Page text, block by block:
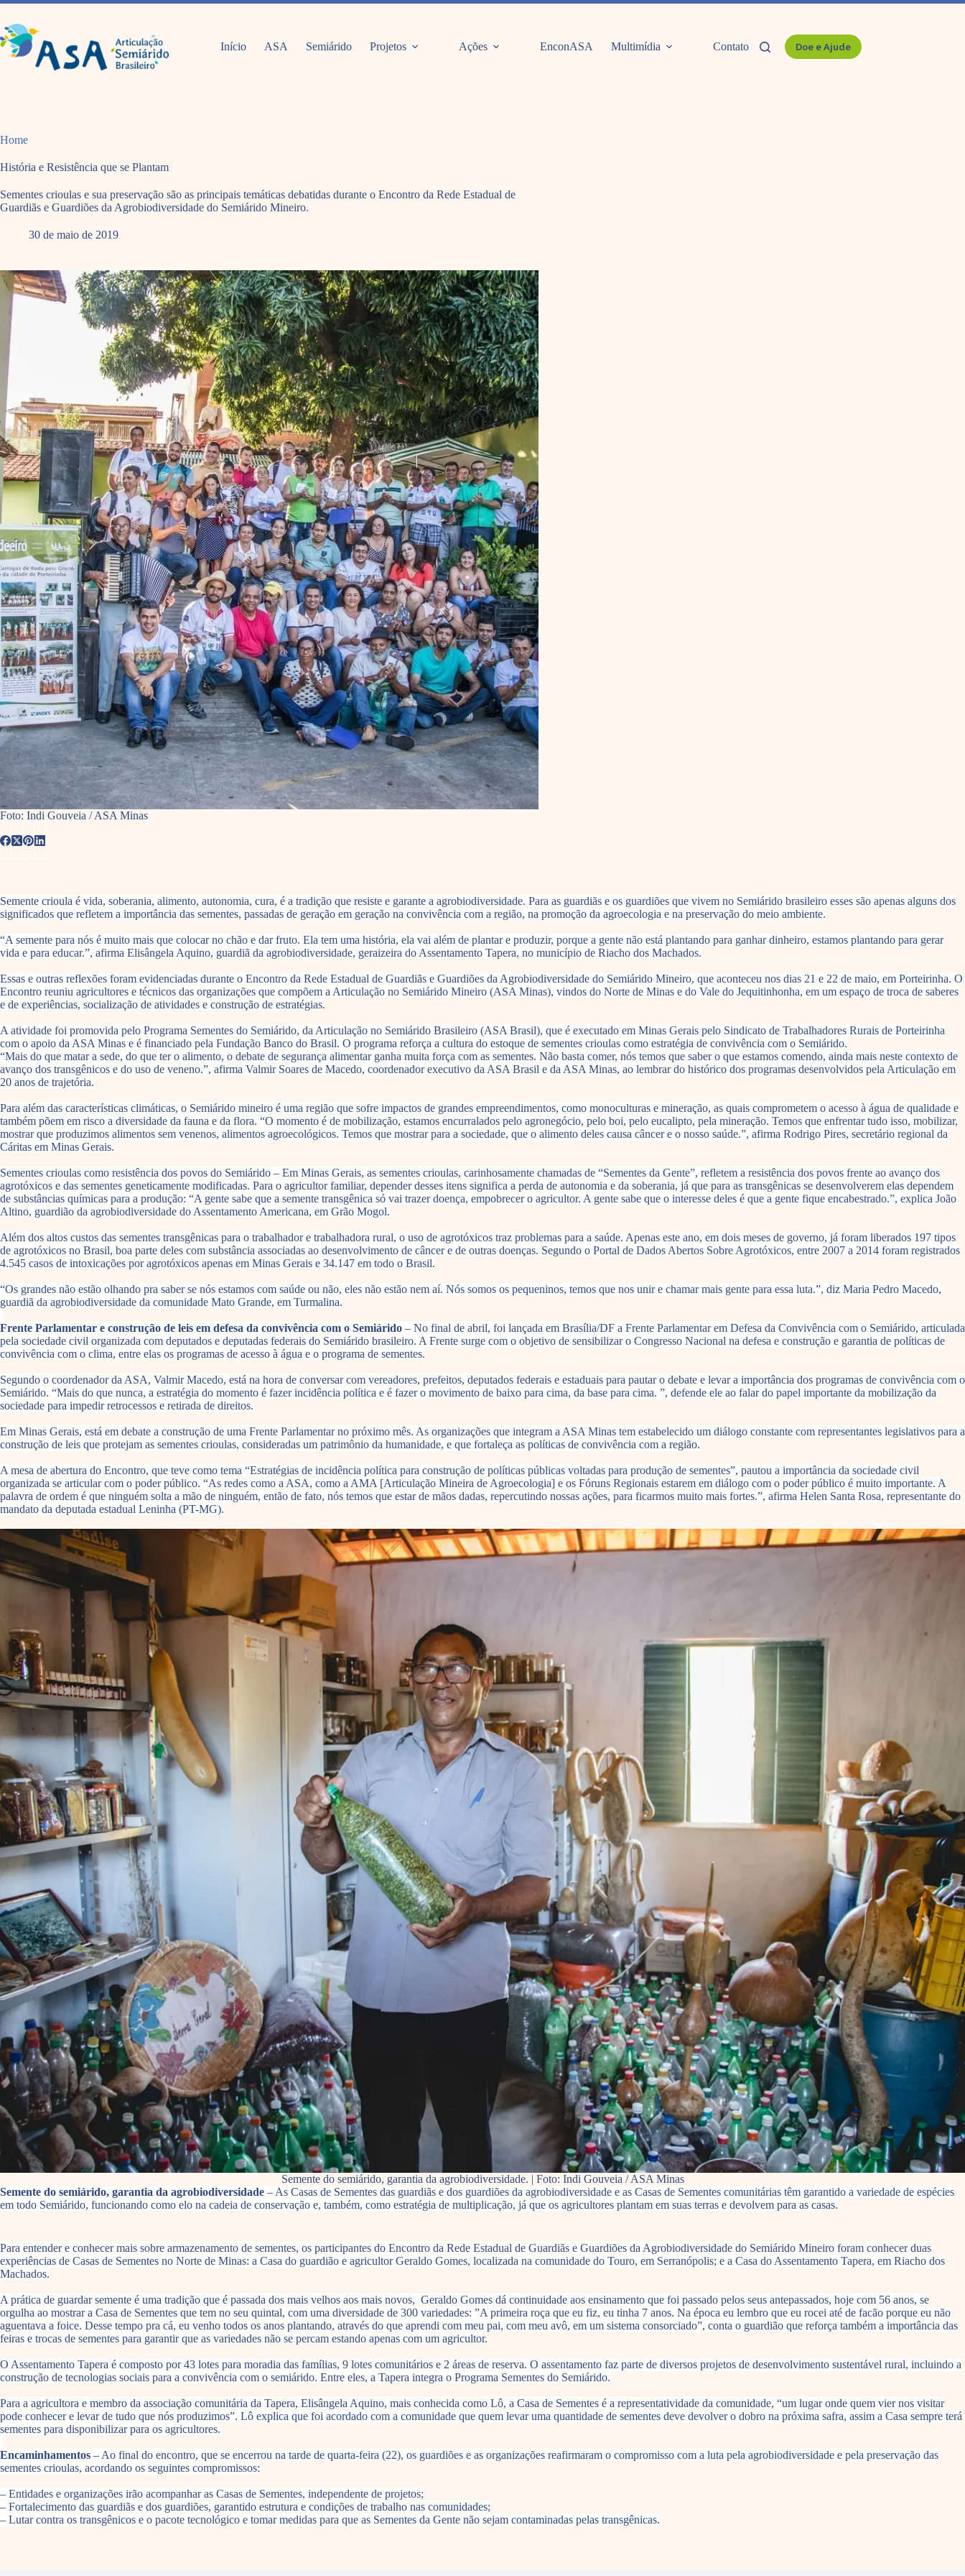
Pular
o
conteúdo
Início ASA Semiárido Projetos Ações EnconASA Multimídia Contato Doe e Ajude
Home
História e Resistência que se Plantam
Sementes crioulas e sua preservação são as principais temáticas debatidas durante o Encontro da Rede Estadual de
Guardiãs e Guardiões da Agrobiodiversidade do Semiárido Mineiro.
30 de maio de 2019
Foto: Indi Gouveia / ASA Minas
Semente crioula é vida, soberania, alimento, autonomia, cura, é a tradição que resiste e garante a agrobiodiversidade. Para as guardiãs e os guardiões que vivem no Semiárido brasileiro esses são apenas alguns dos
significados que refletem a importância das sementes, passadas de geração em geração na convivência com a região, na promoção da agroecologia e na preservação do meio ambiente.
“A semente para nós é muito mais que colocar no chão e dar fruto. Ela tem uma história, ela vai além de plantar e produzir, porque a gente não está plantando para ganhar dinheiro, estamos plantando para gerar
vida e para educar.”, afirma Elisângela Aquino, guardiã da agrobiodiversidade, geraizeira do Assentamento Tapera, no município de Riacho dos Machados.
Essas e outras reflexões foram evidenciadas durante o Encontro da Rede Estadual de Guardiãs e Guardiões da Agrobiodiversidade do Semiárido Mineiro, que aconteceu nos dias 21 e 22 de maio, em Porteirinha. O
Encontro reuniu agricultores e técnicos das organizações que compõem a Articulação no Semiárido Mineiro (ASA Minas), vindos do Norte de Minas e do Vale do Jequitinhonha, em um espaço de troca de saberes
e de experiências, socialização de atividades e construção de estratégias.
A atividade foi promovida pelo Programa Sementes do Semiárido, da Articulação no Semiárido Brasileiro (ASA Brasil), que é executado em Minas Gerais pelo Sindicato de Trabalhadores Rurais de Porteirinha
com o apoio da ASA Minas e é financiado pela Fundação Banco do Brasil. O programa reforça a cultura do estoque de sementes crioulas como estratégia de convivência com o Semiárido.
“Mais do que matar a sede, do que ter o alimento, o debate de segurança alimentar ganha muita força com as sementes. Não basta comer, nós temos que saber o que estamos comendo, ainda mais neste contexto de
avanço dos transgênicos e do uso de veneno.”, afirma Valmir Soares de Macedo, coordenador executivo da ASA Brasil e da ASA Minas, ao lembrar do histórico dos programas desenvolvidos pela Articulação em
20 anos de trajetória.
Para além das características climáticas, o Semiárido mineiro é uma região que sofre impactos de grandes empreendimentos, como monoculturas e mineração, as quais comprometem o acesso à água de qualidade e
também põem em risco a diversidade da fauna e da flora. “O momento é de mobilização, estamos encurralados pelo agronegócio, pelo boi, pelo eucalipto, pela mineração. Temos que enfrentar tudo isso, mobilizar,
mostrar que produzimos alimentos sem venenos, alimentos agroecológicos. Temos que mostrar para a sociedade, que o alimento deles causa câncer e o nosso saúde.”, afirma Rodrigo Pires, secretário regional da
Cáritas em Minas Gerais.
Sementes crioulas como resistência dos povos do Semiárido – Em Minas Gerais, as sementes crioulas, carinhosamente chamadas de “Sementes da Gente”, refletem a resistência dos povos frente ao avanço dos
agrotóxicos e das sementes geneticamente modificadas. Para o agricultor familiar, depender desses itens significa a perda de autonomia e da soberania, já que para as transgênicas se desenvolverem elas dependem
de substâncias químicas para a produção: “A gente sabe que a semente transgênica só vai trazer doença, empobrecer o agricultor. A gente sabe que o interesse deles é que a gente fique encabestrado.”, explica João
Altino, guardião da agrobiodiversidade do Assentamento Americana, em Grão Mogol.
Além dos altos custos das sementes transgênicas para o trabalhador e trabalhadora rural, o uso de agrotóxicos traz problemas para a saúde. Apenas este ano, em dois meses de governo, já foram liberados 197 tipos
de agrotóxicos no Brasil, boa parte deles com substância associadas ao desenvolvimento de câncer e de outras doenças. Segundo o Portal de Dados Abertos Sobre Agrotóxicos, entre 2007 a 2014 foram registrados
4.545 casos de intoxicações por agrotóxicos apenas em Minas Gerais e 34.147 em todo o Brasil.
“Os grandes não estão olhando pra saber se nós estamos com saúde ou não, eles não estão nem aí. Nós somos os pequeninos, temos que nos unir e chamar mais gente para essa luta.”, diz Maria Pedro Macedo,
guardiã da agrobiodiversidade da comunidade Mato Grande, em Turmalina.
Frente Parlamentar e construção de leis em defesa da convivência com o Semiárido – No final de abril, foi lançada em Brasília/DF a Frente Parlamentar em Defesa da Convivência com o Semiárido, articulada
pela sociedade civil organizada com deputados e deputadas federais do Semiárido brasileiro. A Frente surge com o objetivo de sensibilizar o Congresso Nacional na defesa e construção e garantia de políticas de
convivência com o clima, entre elas os programas de acesso à água e o programa de sementes.
Segundo o coordenador da ASA, Valmir Macedo, está na hora de conversar com vereadores, prefeitos, deputados federais e estaduais para pautar o debate e levar a importância dos programas de convivência com o
Semiárido. “Mais do que nunca, a estratégia do momento é fazer incidência política e é fazer o movimento de baixo para cima, da base para cima. ”, defende ele ao falar do papel importante da mobilização da
sociedade para impedir retrocessos e retirada de direitos.
Em Minas Gerais, está em debate a construção de uma Frente Parlamentar no próximo mês. As organizações que integram a ASA Minas tem estabelecido um diálogo constante com representantes legislativos para a
construção de leis que protejam as sementes crioulas, consideradas um patrimônio da humanidade, e que fortaleça as políticas de convivência com a região.
A mesa de abertura do Encontro, que teve como tema “Estratégias de incidência política para construção de políticas públicas voltadas para produção de sementes”, pautou a importância da sociedade civil
organizada se articular com o poder público. “As redes como a ASA, como a AMA [Articulação Mineira de Agroecologia] e os Fóruns Regionais estarem em diálogo com o poder público é muito importante. A
palavra de ordem é que ninguém solta a mão de ninguém, então de fato, nós temos que estar de mãos dadas, repercutindo nossas ações, para ficarmos muito mais fortes.”, afirma Helen Santa Rosa, representante do
mandato da deputada estadual Leninha (PT-MG).
Semente do semiárido, garantia da agrobiodiversidade. | Foto: Indi Gouveia / ASA Minas
Semente do semiárido, garantia da agrobiodiversidade – As Casas de Sementes das guardiãs e dos guardiões da agrobiodiversidade e as Casas de Sementes comunitárias têm garantido a variedade de espécies
em todo Semiárido, funcionando como elo na cadeia de conservação e, também, como estratégia de multiplicação, já que os agricultores plantam em suas terras e devolvem para as casas.
Para entender e conhecer mais sobre armazenamento de sementes, os participantes do Encontro da Rede Estadual de Guardiãs e Guardiões da Agrobiodiversidade do Semiárido Mineiro foram conhecer duas
experiências de Casas de Sementes no Norte de Minas: a Casa do guardião e agricultor Geraldo Gomes, localizada na comunidade do Touro, em Serranópolis; e a Casa do Assentamento Tapera, em Riacho dos
Machados.
A prática de guardar semente é uma tradição que é passada dos mais velhos aos mais novos, Geraldo Gomes dá continuidade aos ensinamento que foi passado pelos seus antepassados, hoje com 56 anos, se
orgulha ao mostrar a Casa de Sementes que tem no seu quintal, com uma diversidade de 300 variedades: ”A primeira roça que eu fiz, eu tinha 7 anos. Na época eu lembro que eu rocei até de facão porque eu não
aguentava a foice. Desse tempo pra cá, eu venho todos os anos plantando, através do que aprendi com meu pai, com meu avô, em um sistema consorciado”, conta o guardião que reforça também a importância das
feiras e trocas de sementes para garantir que as variedades não se percam estando apenas com um agricultor.
O Assentamento Tapera é composto por 43 lotes para moradia das famílias, 9 lotes comunitários e 2 áreas de reserva. O assentamento faz parte de diversos projetos de desenvolvimento sustentável rural, incluindo a
construção de tecnologias sociais para a convivência com o semiárido. Entre eles, a Tapera integra o Programa Sementes do Semiárido.
Para a agricultora e membro da associação comunitária da Tapera, Elisângela Aquino, mais conhecida como Lô, a Casa de Sementes é a representatividade da comunidade, “um lugar onde quem vier nos visitar
pode conhecer e levar de tudo que nós produzimos”. Lô explica que foi acordado com a comunidade que quem levar uma quantidade de sementes deve devolver o dobro na próxima safra, assim a Casa sempre terá
sementes para disponibilizar para os agricultores.
Encaminhamentos – Ao final do encontro, que se encerrou na tarde de quarta-feira (22), os guardiões e as organizações reafirmaram o compromisso com a luta pela agrobiodiversidade e pela preservação das
sementes crioulas, acordando os seguintes compromissos:
– Entidades e organizações irão acompanhar as Casas de Sementes, independente de projetos;
– Fortalecimento das guardiãs e dos guardiões, garantido estrutura e condições de trabalho nas comunidades;
– Lutar contra os transgênicos e o pacote tecnológico e tomar medidas para que as Sementes da Gente não sejam contaminadas pelas transgênicas.